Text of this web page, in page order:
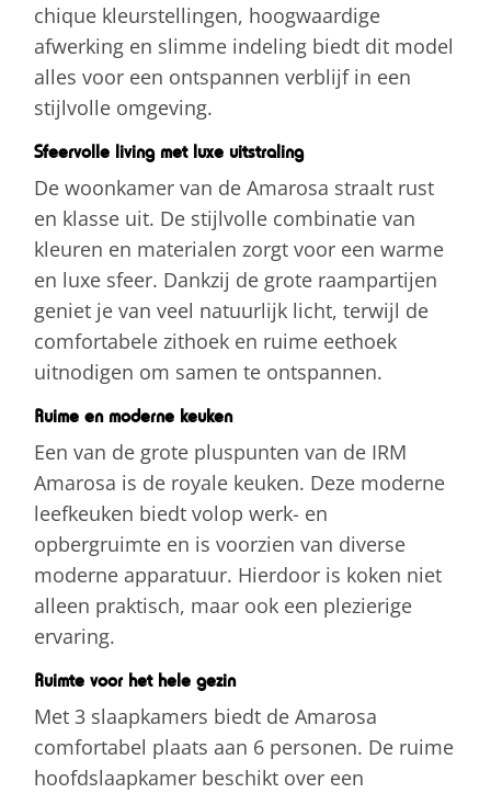
chique kleurstellingen, hoogwaardige
afwerking en slimme indeling biedt dit model
alles voor een ontspannen verblijf in een
stijlvolle omgeving.
Sfeervolle living met luxe uitstraling
De woonkamer van de Amarosa straalt rust
en klasse uit. De stijlvolle combinatie van
kleuren en materialen zorgt voor een warme
en luxe sfeer. Dankzij de grote raampartijen
geniet je van veel natuurlijk licht, terwijl de
comfortabele zithoek en ruime eethoek
uitnodigen om samen te ontspannen.
Ruime en moderne keuken
Een van de grote pluspunten van de IRM
Amarosa is de royale keuken. Deze moderne
leefkeuken biedt volop werk- en
opbergruimte en is voorzien van diverse
moderne apparatuur. Hierdoor is koken niet
alleen praktisch, maar ook een plezierige
ervaring.
Ruimte voor het hele gezin
Met 3 slaapkamers biedt de Amarosa
comfortabel plaats aan 6 personen. De ruime
hoofdslaapkamer beschikt over een